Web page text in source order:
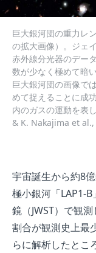
巨大銀河団の重力レ
の拡大画像）。ジェ
赤外線分光器のデー
数が少なく極めて暗
巨大銀河団の画像で
めて捉えることに成
内のガスの運動を表
& K. Nakajima et al.,
宇宙誕生から約8
極小銀河「LAP1-
鏡（JWST）で観
割合が観測史上最
らに解析したとこ